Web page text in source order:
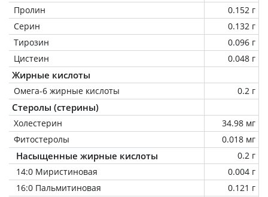
Пролин
0.152 г
Серин
0.132 г
Тирозин
0.096 г
Цистеин
0.048 г
Жирные кислоты
Омега-6 жирные кислоты 0.2 г
Стеролы (стерины)
Холестерин
34.98 мг
Фитостеролы
0.018 мг
Насыщенные жирные кислоты
0.2 г
14:0 Миристиновая
0.004 г
16:0 Пальмитиновая
0.121 г